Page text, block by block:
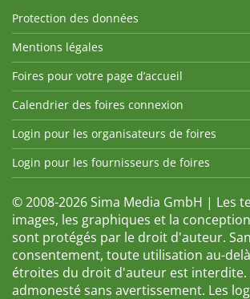
Protection des données
Mentions légales
Foires pour votre page d’accueil
Calendrier des foires connexion
Login pour les organisateurs de foires
Login pour les fournisseurs de foires
© 2008-2026 Sima Media GmbH | Les
images, les graphiques et la
sont protégés par le droit d'auteur.
consentement, toute utilisation au-
étroites du droit d'auteur est interdite.
admonesté sans avertissement. Les